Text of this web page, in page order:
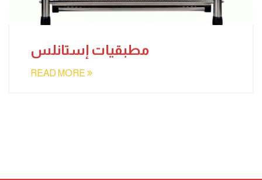
مطبقيات إستانلس
READ MORE